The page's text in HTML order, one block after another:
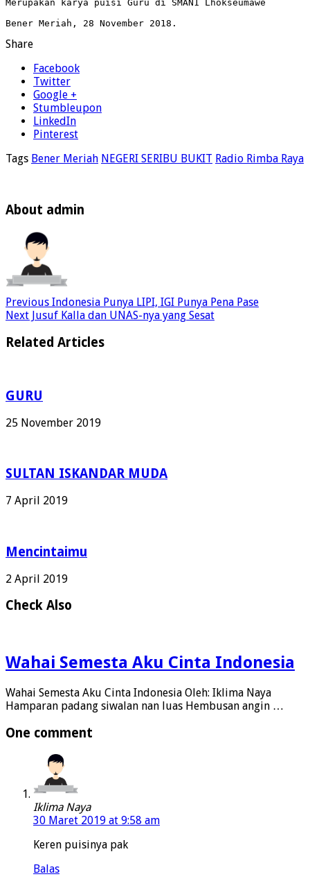
Merupakan karya puisi Guru di SMAN1 Lhokseumawe
Bener Meriah, 28 November 2018.
Share
Facebook
Twitter
Google +
Stumbleupon
LinkedIn
Pinterest
Tags Bener Meriah NEGERI SERIBU BUKIT Radio Rimba Raya
About admin
Previous Indonesia Punya LIPI, IGI Punya Pena Pase
Next Jusuf Kalla dan UNAS-nya yang Sesat
Related Articles
GURU
25 November 2019
SULTAN ISKANDAR MUDA
7 April 2019
Mencintaimu
2 April 2019
Check Also
Wahai Semesta Aku Cinta Indonesia
Wahai Semesta Aku Cinta Indonesia Oleh: Iklima Naya
Hamparan padang siwalan nan luas Hembusan angin …
One comment
Iklima Naya
30 Maret 2019 at 9:58 am
Keren puisinya pak
Balas